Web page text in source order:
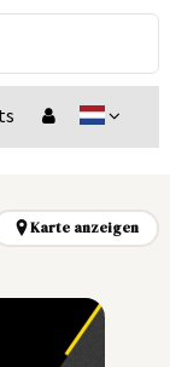
Karte anzeigen